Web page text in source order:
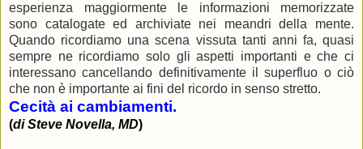
esperienza maggiormente le informazioni memorizzate
sono catalogate ed archiviate nei meandri della mente.
Quando ricordiamo una scena vissuta tanti anni fa, quasi
sempre ne ricordiamo solo gli aspetti importanti e che ci
interessano cancellando definitivamente il superfluo o ciò
che non è importante ai fini del ricordo in senso stretto.
Cecità ai cambiamenti.
(di Steve Novella, MD)